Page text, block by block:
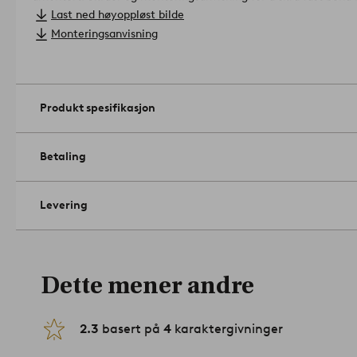
- Ø 120 cm, høyde 72 cmArtikelnummer: 1669003-02-0
Last ned høyoppløst bilde
Monteringsanvisning
Produkt spesifikasjon
Betaling
Levering
Dette mener andre
2.3 basert på 4 karaktergivninger